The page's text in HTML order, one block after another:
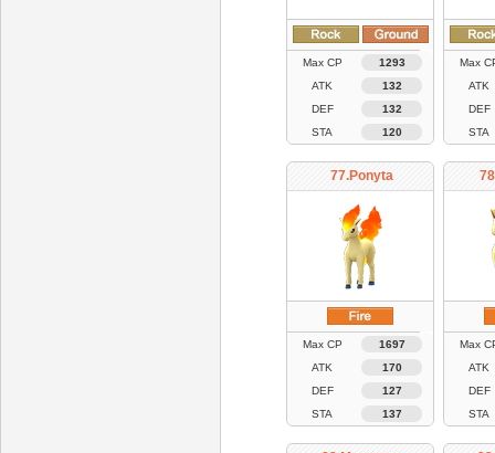
Max CP
1293
ATK
132
DEF
132
STA
120
Max
ATK
DEF
STA
77.Ponyta
Max CP
1697
ATK
170
DEF
127
STA
137
Max
ATK
DEF
STA